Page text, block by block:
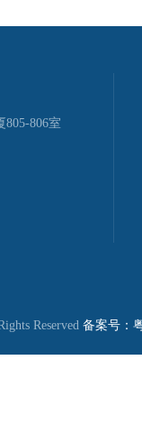
806室
Reserved 备案号：